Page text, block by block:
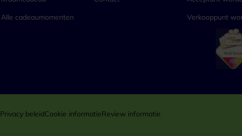
Alle cadeaumomenten
Verkooppunt
Privacy beleidCookie informatieReview informatie